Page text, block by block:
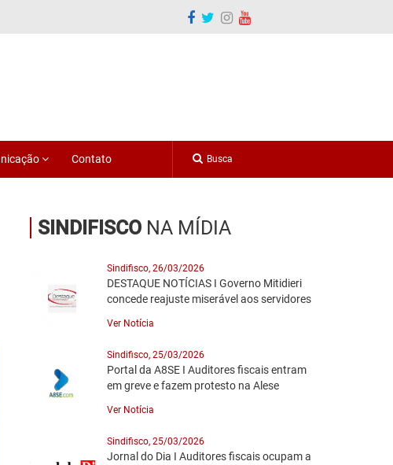
Contato
SINDIFISCO NA MÍDIA
Sindifisco, 26/03/2026
DESTAQUE NOTÍCIAS I Governo Mitidieri
concede reajuste miserável aos servidores
Ver Notícia
Sindifisco, 25/03/2026
Portal da A8SE I Auditores fiscais entram
em greve e fazem protesto na Alese
Ver Notícia
Sindifisco, 25/03/2026
Jornal do Dia I Auditores fiscais ocupam a